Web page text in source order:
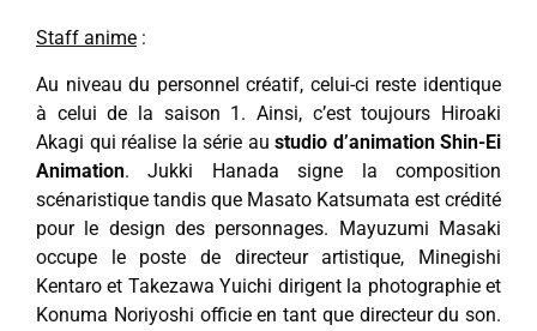
Staff anime :
Au niveau du personnel créatif, celui-ci reste identique
à celui de la saison 1. Ainsi, c’est toujours Hiroaki
Akagi qui réalise la série au studio d’animation Shin-Ei
Animation. Jukki Hanada signe la composition
scénaristique tandis que Masato Katsumata est crédité
pour le design des personnages. Mayuzumi Masaki
occupe le poste de directeur artistique, Minegishi
Kentaro et Takezawa Yuichi dirigent la photographie et
Konuma Noriyoshi officie en tant que directeur du son.